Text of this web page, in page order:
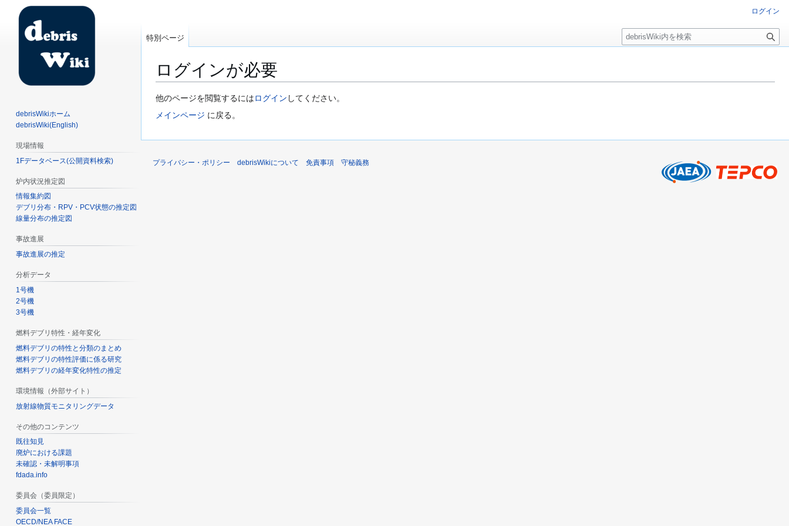
ログインが必要
ナ
ビ
ョ
検
索
他のページを閲覧するにはログイン してください。
メインページ に戻る。
ログイン
特別ページ
検
索
debrisWikiホーム
debrisWiki(English)
現場情報
1Fデータベース(公開資料検索)
炉内状況推定図
情報集約図
デブリ分布・RPV・PCV状態の推定図
線量分布の推定図
事故進展
事故進展の推定
分析データ
1号機
2号機
3号機
燃料デブリ特性・経年変化
燃料デブリの特性と分類のまとめ
燃料デブリの特性評価に係る研究
燃料デブリの経年変化特性の推定
環境情報（外部サイト）
放射線物質モニタリングデータ
その他のコンテンツ
既往知見
廃炉における課題
未確認・未解明事項
fdada.info
委員会（委員限定）
委員会一覧
OECD/NEA FACE
プライバシー・ポリシー debrisWikiについて 免責事項 守秘義務